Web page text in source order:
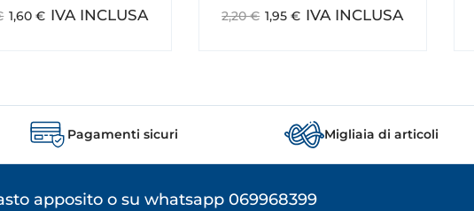
1,60€ IVA INCLUSA
2,20€ 1,95€ IVA INCLUSA
Pagamenti sicuri Migliaia di articoli
apposito o su whatsapp 069968399